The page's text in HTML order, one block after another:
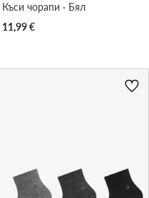
Къси чорапи · Бял
11,99€